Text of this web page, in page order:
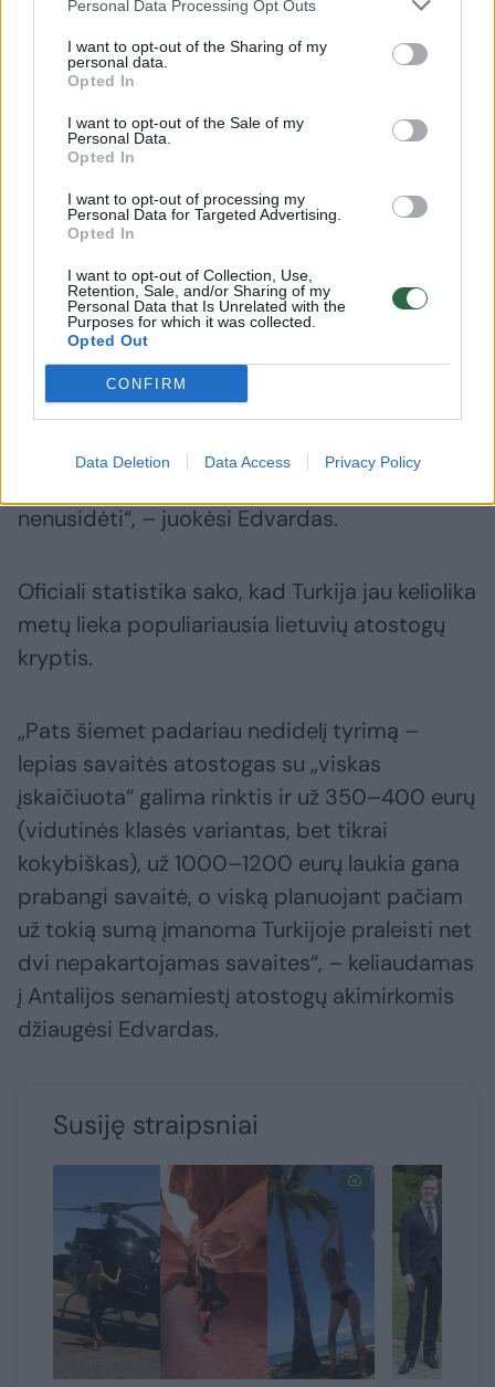
Personal Data Processing Opt Outs
I want to opt-out of the Sharing of my
personal data.
Opted In
I want to opt-out of the Sale of my
Personal Data.
Opted In
I want to opt-out of processing my
Personal Data for Targeted Advertising.
Opted In
I want to opt-out of Collection, Use,
Retention, Sale, and/or Sharing of my
Personal Data that Is Unrelated with the
Purposes for which it was collected.
Opted Out
CONFIRM
Data Deletion Data Access Privacy Policy
salotos su granatais, keptų baklažanų ar
cukinijų patiekalai, humusas, šviežias jogurtas
su žolelėmis.
Kaip pagrindinį patiekalą visada renkuosi
turkiškų kebabų rinkinį. Tiesa, jis neturi nieko
bendra su lietuvių įsivaizduojamais kebabais.
Na, o desertai atima žadą net ir tokiems
saldumynų nemėgėjams kaip aš. Be
tradicinės baklavos ir rankų darbo
saldumynų, turkai kasdien lepinasi
įvairiausiais tortais, pyragais, sausainiais. O
taip! Viskas beprotiškai kaloringa, bet per
nenusidėti“, – juokėsi Edvardas.
Oficiali statistika sako, kad Turkija jau keliolika
metų lieka populiariausia lietuvių atostogų
kryptis.
„Pats šiemet padariau nedidelį tyrimą –
lepias savaitės atostogas su „viskas
įskaičiuota“ galima rinktis ir už 350–400 eurų
(vidutinės klasės variantas, bet tikrai
kokybiškas), už 1000–1200 eurų laukia gana
prabangi savaitė, o viską planuojant pačiam
už tokią sumą įmanoma Turkijoje praleisti net
dvi nepakartojamas savaites“, – keliaudamas
į Antalijos senamiestį atostogų akimirkomis
džiaugėsi Edvardas.
Susiję straipsniai